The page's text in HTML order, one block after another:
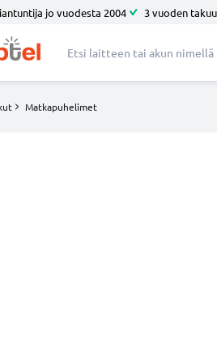
jo vuodesta 2004 3 vuoden takuu
Matkapuhelimet